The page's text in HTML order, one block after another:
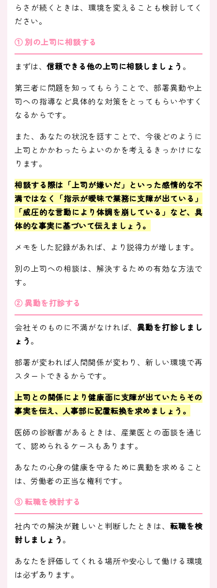
らさが続くときは、環境を変えることも検討してく
ださい。
① 別の上司に相談する
まずは、 信頼できる他の上司に相談しましょう 。
第三者に問題を知ってもらうことで、部署異動や上
司への指導など具体的な対策をとってもらいやすく
なるからです。
また、あなたの状況を話すことで、今後どのように
上司とかかわったらよいのかを考えるきっかけにな
ります。
相談する際は「上司が嫌いだ」といった感情的な不
満ではなく 「指示が曖昧で業務に支障が出ている」
「威圧的な言動により体調を崩している」 など、具
体的な事実に基づいて伝えましょう。
メモをした記録があれば、より説得力が増します。
別の上司への相談は、解決するための有効な方法で
す。
② 異動を打診する
会社そのものに不満がなければ、異動を打診しまし
ょう 。
部署が変われば人間関係が変わり、新しい環境で再
スタートできるからです。
上司との関係により健康面に支障が出ていたらその
事実を伝え、人事部に配置転換を求めましょう。
医師の診断書があるときは、産業医との面談を通じ
て、認められるケースもあります。
あなたの心身の健康を守るために異動を求めること
は、労働者の正当な権利です。
③ 転職を検討する
社内での解決が難しいと判断したときは、 転職を検
討しましょう 。
あなたを評価してくれる場所や安心して働ける環境
は必ずあります。